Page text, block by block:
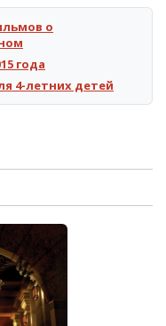
о
года
4-летних детей